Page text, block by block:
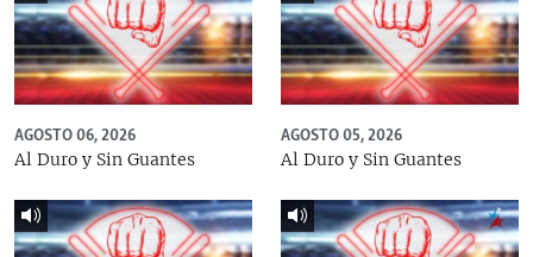
AGOSTO 06, 2026
Al Duro y Sin Guantes
AGOSTO 05, 2026
Al Duro y Sin Guantes